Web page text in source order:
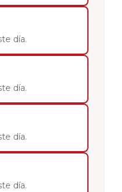
día.
día.
día.
día.